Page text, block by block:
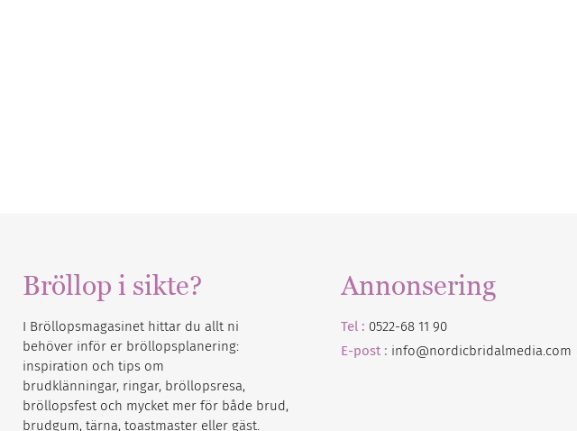
Bröllop i sikte?
I Bröllopsmagasinet hittar du allt ni
behöver inför er bröllopsplanering:
inspiration och tips om
brudklänningar, ringar, bröllopsresa,
bröllopsfest och mycket mer för både brud,
brudgum, tärna, toastmaster eller gäst.
Annonsering
Tel : 0522-68 11 90
E-post : info@nordicbridalmedia.com